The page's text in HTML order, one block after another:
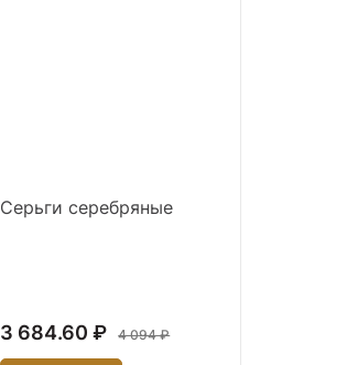
Серьги серебряные
3 684.60 ₽ 4 094 ₽